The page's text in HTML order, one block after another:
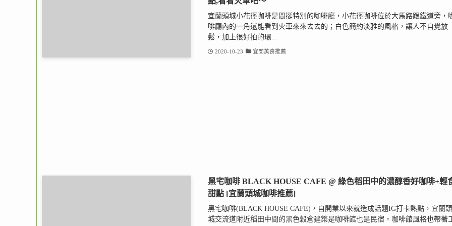
宜蘭頭城小花徑咖啡是間挺特別的咖啡廳，小花徑咖啡位於大馬路跟鐵道旁，
啡廳內的一角還能看到火車來來去去的；白色簡約淡雅的風格，讓人不自覺放
鬆，加上很好拍的環...
2020-10-23 宜蘭美食推薦
黑宅咖啡 BLACK HOUSE CAFE @ 綠色稻田中的濃醇香好咖啡+輕
甜點 [宜蘭頭城咖啡推薦]
黑宅咖啡(BLACK HOUSE CAFE)，自開業以來就造成話題IG打卡熱點，宜蘭頭
城交流道附近稻田中間的黑色穀倉建築是咖啡館也是民宿，咖啡館風格也帶著